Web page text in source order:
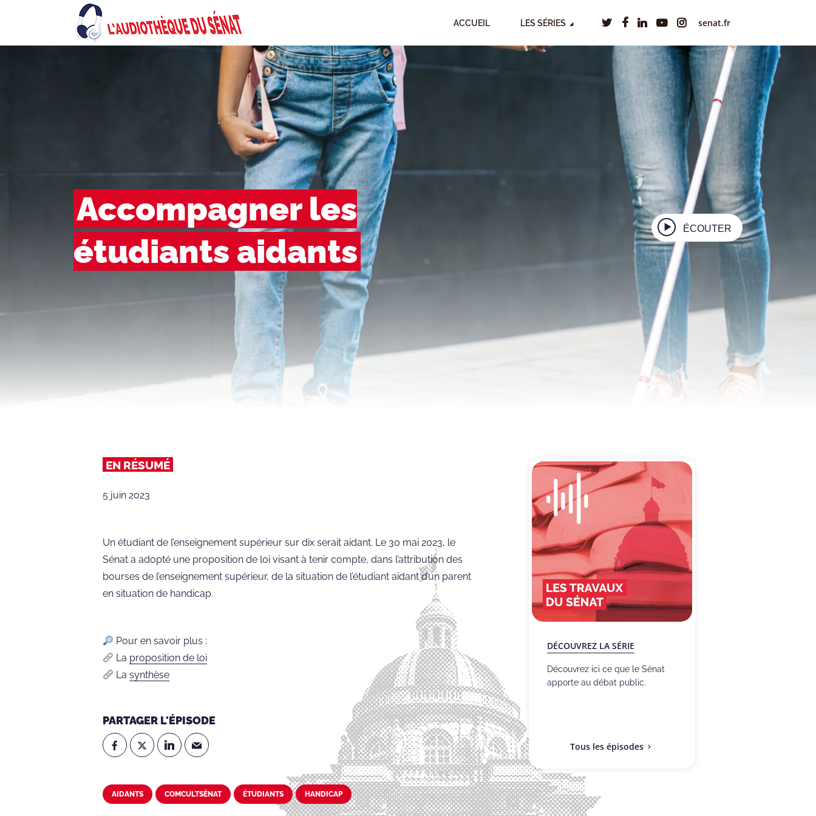
ACCUEIL LES SÉRIES senat.fr
Accompagner les
étudiants aidants
ÉCOUTER
EN RÉSUMÉ
5 juin 2023
Un étudiant de l’enseignement supérieur sur dix serait aidant. Le 30 mai 2023, le
Sénat a adopté une proposition de loi visant à tenir compte, dans l’attribution des
bourses de l’enseignement supérieur, de la situation de l’étudiant aidant d’un parent
en situation de handicap.
Pour en savoir plus :
La proposition de loi
Lasynthèse
PARTAGER L'ÉPISODE
AIDANTS COMCULTSÉNAT ÉTUDIANTS HANDICAP
DÉCOUVREZ LA SÉRIE
Découvrez ici ce que le Sénat
apporte au débat public.
Tous les épisodes